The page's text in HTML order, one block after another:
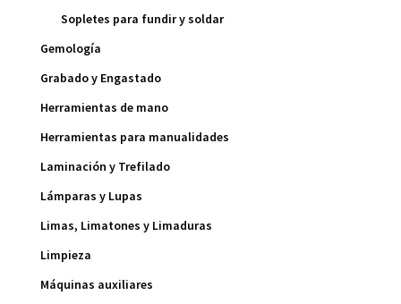
Sopletes para fundir y soldar
Gemología
Grabado y Engastado
Herramientas de mano
Herramientas para manualidades
Laminación y Trefilado
Lámparas y Lupas
Limas, Limatones y Limaduras
Limpieza
Máquinas auxiliares